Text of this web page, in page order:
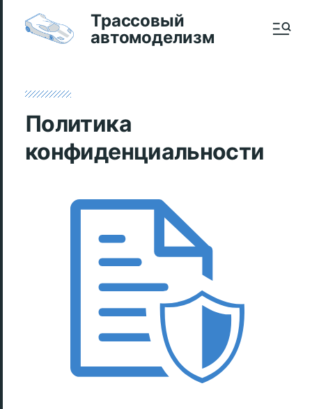
Трассовый
автомоделизм
Политика
конфиденциальности